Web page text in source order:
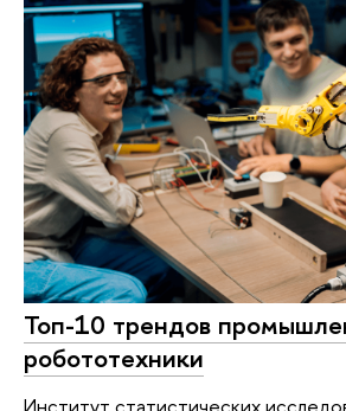
Топ-10 трендов
робототехники
Институт статистических